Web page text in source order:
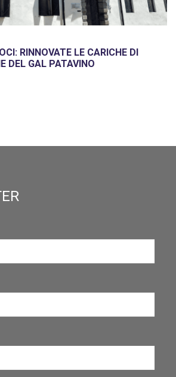
RINNOVATE LE CARICHE DI
DEL GAL PATAVINO